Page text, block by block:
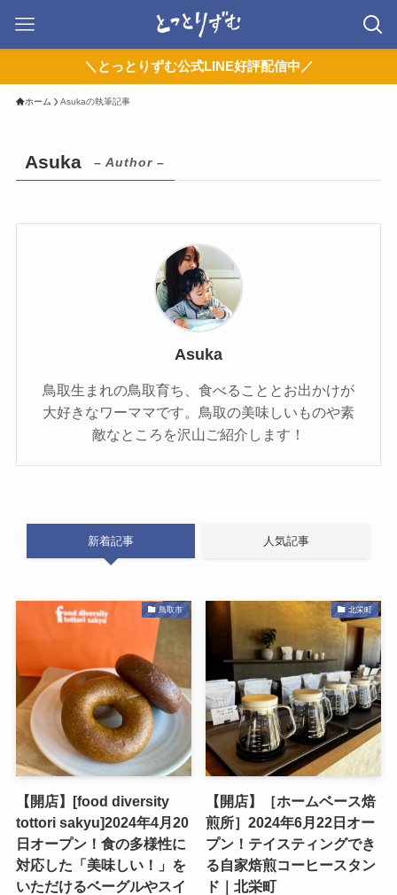
＼とっとりずむ公式LINE好評配信中／
ホーム Asukaの執筆記事
Asuka – Author –
Asuka
鳥取生まれの鳥取育ち、食べることとお出かけが
大好きなワーママです。鳥取の美味しいものや素
敵なところを沢山ご紹介します！
新着記事 人気記事
鳥取市
【開店】[food diversity
tottori sakyu]2024年4月20
日オープン！食の多様性に
対応した「美味しい！」を
いただけるベーグルやスイ
北栄町
【開店】［ホームベース焙
煎所］2024年6月22日オー
プン！テイスティングでき
る自家焙煎コーヒースタン
ド｜北栄町